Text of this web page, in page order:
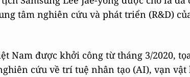
tâm nghiên cứu và phát triển (R&D)
Nam được khởi công từ tháng 3/2020,
cứu về trí tuệ nhân tạo (AI), vạn